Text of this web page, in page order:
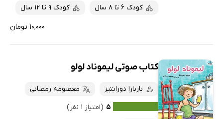
کودک 6 تا 8 سال کودک 9 تا 12 سال
۱۰,۰۰۰ تومان
کتاب صوتی لیموناد لولو
باربارا دورابتیز
معصومه رمضانی
۵ (امتیاز ۱ نفر)